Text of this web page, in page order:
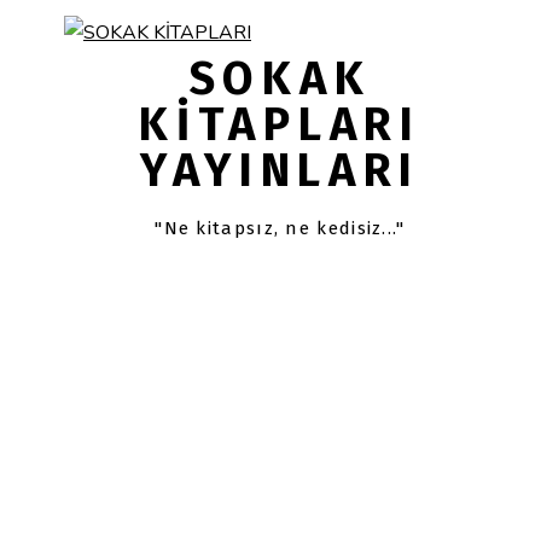
SOKAK
KITAPLARI
YAYINLARI
"Ne kitapsız, ne kedisiz..."